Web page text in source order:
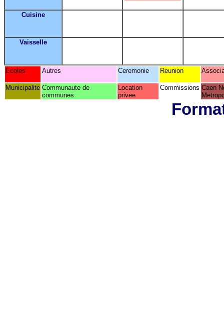
Cuisine
Vaisselle
Ecoles Autres Ceremonie Reunion
Municipalite Communaute de
communes
Location
privee
Commissions Caen